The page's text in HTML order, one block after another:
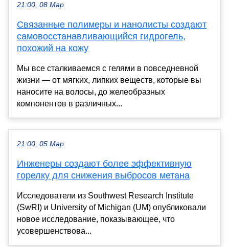
21:00, 08 Мар
Связанные полимеры и нанолисты создают
самовосстанавливающийся гидрогель,
похожий на кожу
Мы все сталкиваемся с гелями в повседневной
жизни — от мягких, липких веществ, которые вы
наносите на волосы, до желеобразных
компонентов в различных...
21:00, 05 Мар
Инженеры создают более эффективную
горелку для снижения выбросов метана
Исследователи из Southwest Research Institute
(SwRI) и University of Michigan (UM) опубликовали
новое исследование, показывающее, что
усовершенствова...